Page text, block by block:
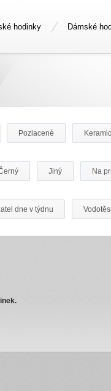
hodinky Dámské
Pozlacené
Jiný Na
dne v týdnu